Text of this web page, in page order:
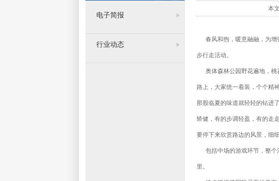
电子简报
行业动态
本
春风和煦，暖意融融，为增
步行走活动。
奥体森林公园野花遍地，桃
路上，大家统一着装，个个精
那股临夏的味道就轻轻的钻进
矫健，有的步调轻盈，有的走
要停下来欣赏路边的风景，
包括中场的游戏环节，整个
里。